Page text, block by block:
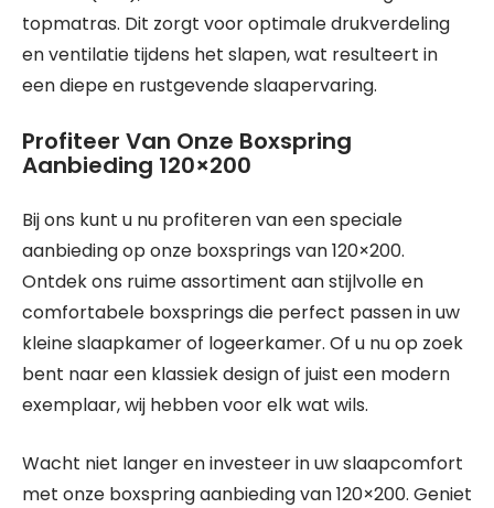
topmatras. Dit zorgt voor optimale drukverdeling
en ventilatie tijdens het slapen, wat resulteert in
een diepe en rustgevende slaapervaring.
Profiteer Van Onze Boxspring
Aanbieding 120×200
Bij ons kunt u nu profiteren van een speciale
aanbieding op onze boxsprings van 120×200.
Ontdek ons ruime assortiment aan stijlvolle en
comfortabele boxsprings die perfect passen in uw
kleine slaapkamer of logeerkamer. Of u nu op zoek
bent naar een klassiek design of juist een modern
exemplaar, wij hebben voor elk wat wils.
Wacht niet langer en investeer in uw slaapcomfort
met onze boxspring aanbieding van 120×200. Geniet